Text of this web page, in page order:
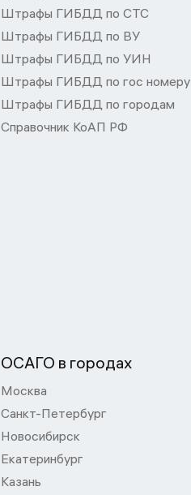
Штрафы ГИБДД по СТС
Штрафы ГИБДД по ВУ
Штрафы ГИБДД по УИН
Штрафы ГИБДД по гос номеру
Штрафы ГИБДД по городам
Справочник КоАП РФ
ОСАГО в городах
Москва
Санкт-Петербург
Новосибирск
Екатеринбург
Казань